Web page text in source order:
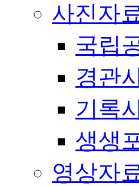
사진자
국립
경관
기록
생생
영상자